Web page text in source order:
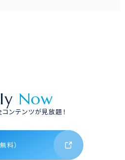
Now
ンテンツが見放題！
料）